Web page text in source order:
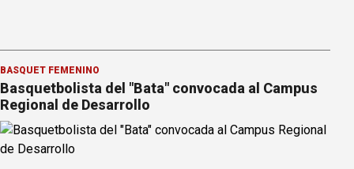
BÁSQUET FEMENINO
Basquetbolista del "Bata" convocada al Campus
Regional de Desarrollo